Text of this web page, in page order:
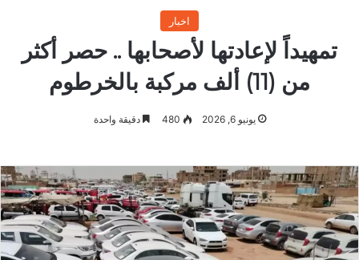
اخبار
تمهيداً لإعادتها لأصحابها .. حصر أكثر
من (11) ألف مركبة بالخرطوم
يونيو 6, 2026 480 دقيقة واحدة